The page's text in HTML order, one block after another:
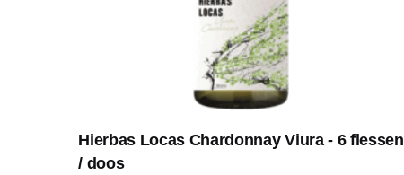
Hierbas Locas Chardonnay Viura - 6 flessen
/ doos